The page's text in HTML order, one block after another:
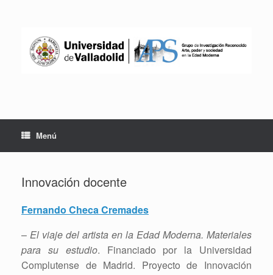
Menú
Innovación docente
Fernando Checa Cremades
– El viaje del artista en la Edad Moderna. Materiales
para su estudio. Financiado por la Universidad
Complutense de Madrid. Proyecto de Innovación